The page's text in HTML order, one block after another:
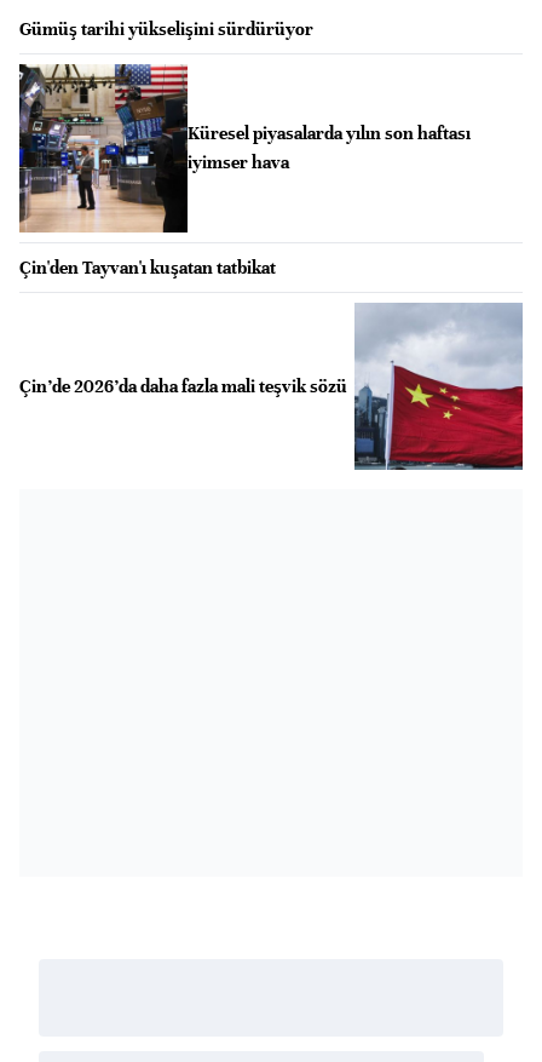
Gümüş tarihi yükselişini sürdürüyor
Küresel piyasalarda yılın son haftası
iyimser hava
Çin'den Tayvan'ı kuşatan tatbikat
Çin’de 2026’da daha fazla mali teşvik sözü